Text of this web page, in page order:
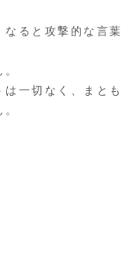
ると攻撃的な言葉
一切なく、まとも